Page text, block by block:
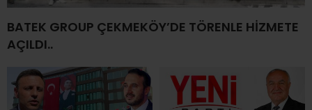
BATEK GROUP ÇEKMEKÖY’DE TÖRENLE HİZMETE
AÇILDI..